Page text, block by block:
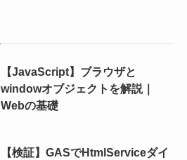
【JavaScript】ブラウザと
windowオブジェクトを解説｜
Webの基礎
【検証】GASでHtmlServiceダイ